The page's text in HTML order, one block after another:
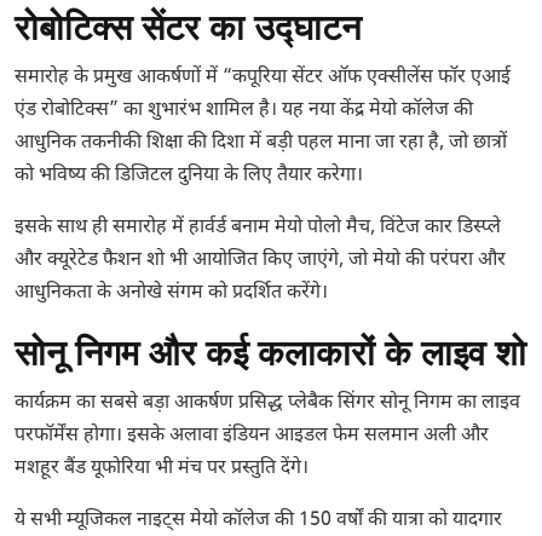
रोबोटिक्स सेंटर का उद्घाटन
समारोह के प्रमुख आकर्षणों में “कपूरिया सेंटर ऑफ एक्सीलेंस फॉर एआई
एंड रोबोटिक्स” का शुभारंभ शामिल है। यह नया केंद्र मेयो कॉलेज की
आधुनिक तकनीकी शिक्षा की दिशा में बड़ी पहल माना जा रहा है, जो छात्रों
को भविष्य की डिजिटल दुनिया के लिए तैयार करेगा।
इसके साथ ही समारोह में हार्वर्ड बनाम मेयो पोलो मैच, विंटेज कार डिस्प्ले
और क्यूरेटेड फैशन शो भी आयोजित किए जाएंगे, जो मेयो की परंपरा और
आधुनिकता के अनोखे संगम को प्रदर्शित करेंगे।
सोनू निगम और कई कलाकारों के लाइव शो
कार्यक्रम का सबसे बड़ा आकर्षण प्रसिद्ध प्लेबैक सिंगर सोनू निगम का लाइव
परफॉर्मेंस होगा। इसके अलावा इंडियन आइडल फेम सलमान अली और
मशहूर बैंड यूफोरिया भी मंच पर प्रस्तुति देंगे।
ये सभी म्यूजिकल नाइट्स मेयो कॉलेज की 150 वर्षों की यात्रा को यादगार